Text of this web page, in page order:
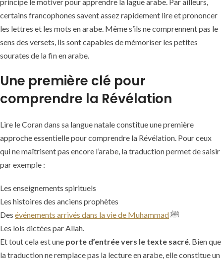
certains francophones savent assez rapidement lire et prononcer
les lettres et les mots en arabe. Même s’ils ne comprennent pas le
sens des versets, ils sont capables de mémoriser les petites
sourates de la fin en arabe.
Une première clé pour
comprendre la Révélation
Lire le Coran dans sa langue natale constitue une première
approche essentielle pour comprendre la Révélation. Pour ceux
qui ne maîtrisent pas encore l’arabe, la traduction permet de saisir
par exemple :
Les enseignements spirituels
Les histoires des anciens prophètes
Des événements arrivés dans la vie de Muhammadﷺ
Les lois dictées par Allah.
Et tout cela est une porte d’entrée vers le texte sacré. Bien que
la traduction ne remplace pas la lecture en arabe, elle constitue un